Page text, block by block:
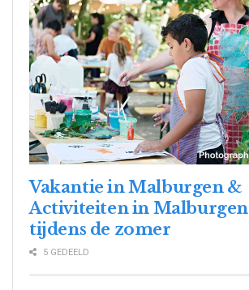
Vakantie in Malburgen &
Activiteiten in Malburgen
tijdens de zomer
5 GEDEELD